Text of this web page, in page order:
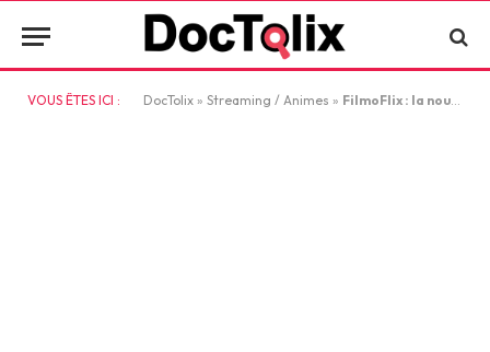
VOUS ÊTES ICI : DocTolix » Streaming / Animes » FilmoFlix : la nouvelle adresse officielle du site en août 2026